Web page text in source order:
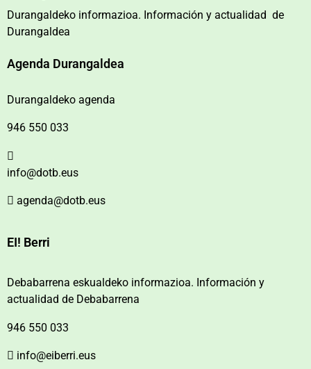
Durangaldeko informazioa. Información y actualidad de
Durangaldea
Agenda Durangaldea
Durangaldeko agenda
946 550 033
info@dotb.eus
agenda@dotb.eus
EI! Berri
Debabarrena eskualdeko informazioa. Información y
actualidad de Debabarrena
946 550 033
info@eiberri.eus